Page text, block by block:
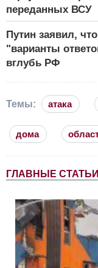
переданных ВСУ
Путин заявил,
"варианты
вглубь РФ
Темы: атака
дома
ГЛАВНЫЕ СТАТЬИ